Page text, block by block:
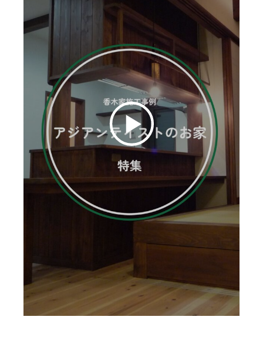
ムービー
リノベーション
ペレットストーブ
よくある質問
お問い合わせ・資料請求
モデルハウス来場予約